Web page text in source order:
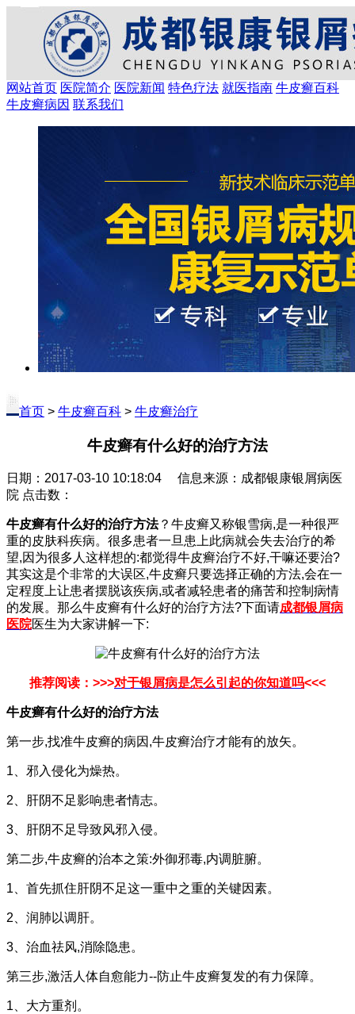
网站首页 医院简介 医院新闻 特色疗法 就医指南 牛皮癣百科
牛皮癣病因 联系我们
首页 > 牛皮癣百科 > 牛皮癣治疗
牛皮癣有什么好的治疗方法
日期：2017-03-10 10:18:04 信息来源：成都银康银屑病医
院 点击数：
牛皮癣有什么好的治疗方法？牛皮癣又称银雪病,是一种很严
重的皮肤科疾病。很多患者一旦患上此病就会失去治疗的希
望,因为很多人这样想的:都觉得牛皮癣治疗不好,干嘛还要治?
其实这是个非常的大误区,牛皮癣只要选择正确的方法,会在一
定程度上让患者摆脱该疾病,或者减轻患者的痛苦和控制病情
的发展。那么牛皮癣有什么好的治疗方法?下面请成都银屑病
医院医生为大家讲解一下:
推荐阅读：>>>对于银屑病是怎么引起的你知道吗<<<
牛皮癣有什么好的治疗方法
第一步,找准牛皮癣的病因,牛皮癣治疗才能有的放矢。
1、邪入侵化为燥热。
2、肝阴不足影响患者情志。
3、肝阴不足导致风邪入侵。
第二步,牛皮癣的治本之策:外御邪毒,内调脏腑。
1、首先抓住肝阴不足这一重中之重的关键因素。
2、润肺以调肝。
3、治血祛风,消除隐患。
第三步,激活人体自愈能力--防止牛皮癣复发的有力保障。
1、大方重剂。